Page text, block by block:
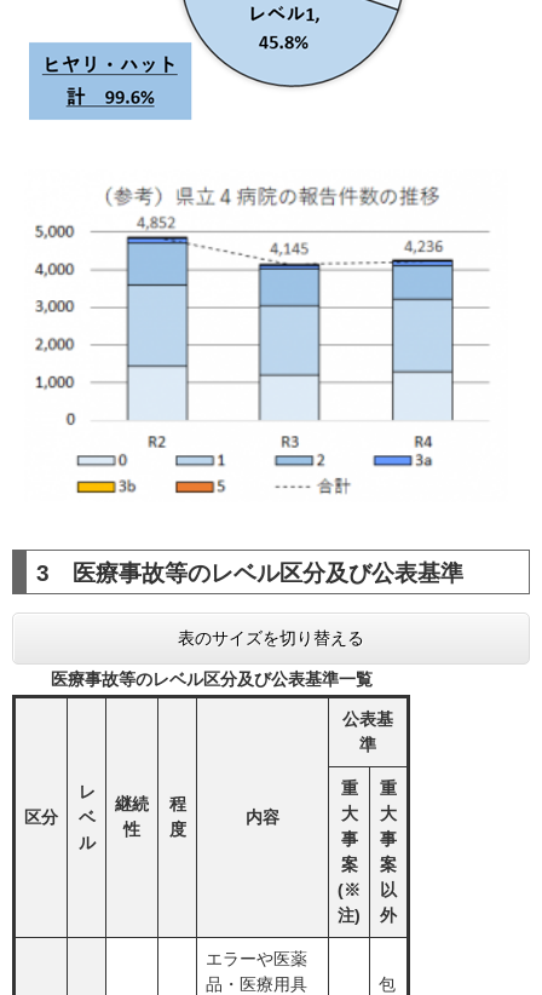
3 医療事故等のレベル区分及び公表基準
表のサイズを切り替える
医療事故等のレベル区分及び公表基準一覧
区分
レ
ベ
ル
継続
性
程
度
内容
公表基
準
重
大
事
案
(※
注)
重
大
事
案
以
外
エラーや医薬
品・医療用具
包